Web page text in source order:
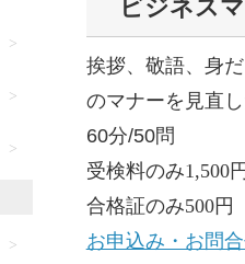
の声
営業時間
ビジネス
挨拶、敬語、身
のマナーを見直し
60分/50問
受検料のみ1,500
合格証のみ500円
お申込み・お問